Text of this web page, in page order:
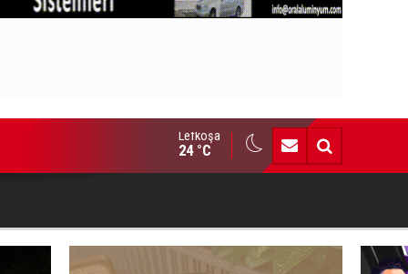
Lefkoşa
24 °C